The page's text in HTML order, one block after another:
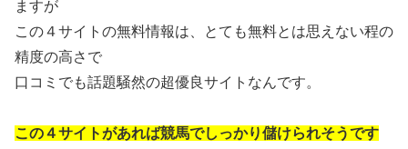
ますが
この４サイトの無料情報は、とても無料とは思えない程の
精度の高さで
口コミでも話題騒然の超優良サイトなんです。
この４サイトがあれば競馬でしっかり儲けられそうです